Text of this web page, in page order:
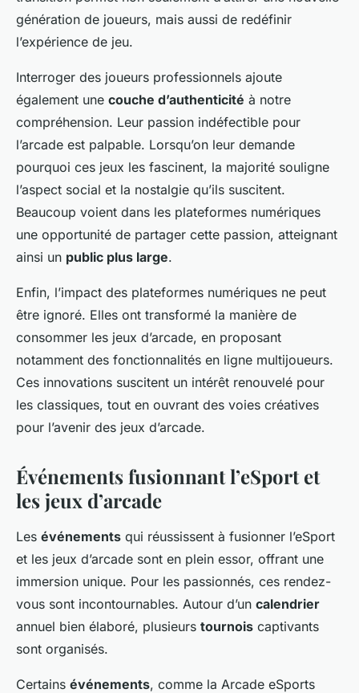
génération de joueurs, mais aussi de redéfinir
l’expérience de jeu.
Interroger des joueurs professionnels ajoute
également une couche d’authenticité à notre
compréhension. Leur passion indéfectible pour
l’arcade est palpable. Lorsqu’on leur demande
pourquoi ces jeux les fascinent, la majorité souligne
l’aspect social et la nostalgie qu’ils suscitent.
Beaucoup voient dans les plateformes numériques
une opportunité de partager cette passion, atteignant
ainsi un public plus large.
Enfin, l’impact des plateformes numériques ne peut
être ignoré. Elles ont transformé la manière de
consommer les jeux d’arcade, en proposant
notamment des fonctionnalités en ligne multijoueurs.
Ces innovations suscitent un intérêt renouvelé pour
les classiques, tout en ouvrant des voies créatives
pour l’avenir des jeux d’arcade.
Événements fusionnant l’eSport et
les jeux d’arcade
Les événements qui réussissent à fusionner l’eSport
et les jeux d’arcade sont en plein essor, offrant une
immersion unique. Pour les passionnés, ces rendez-
vous sont incontournables. Autour d’un calendrier
annuel bien élaboré, plusieurs tournois captivants
sont organisés.
Certains événements, comme la Arcade eSports